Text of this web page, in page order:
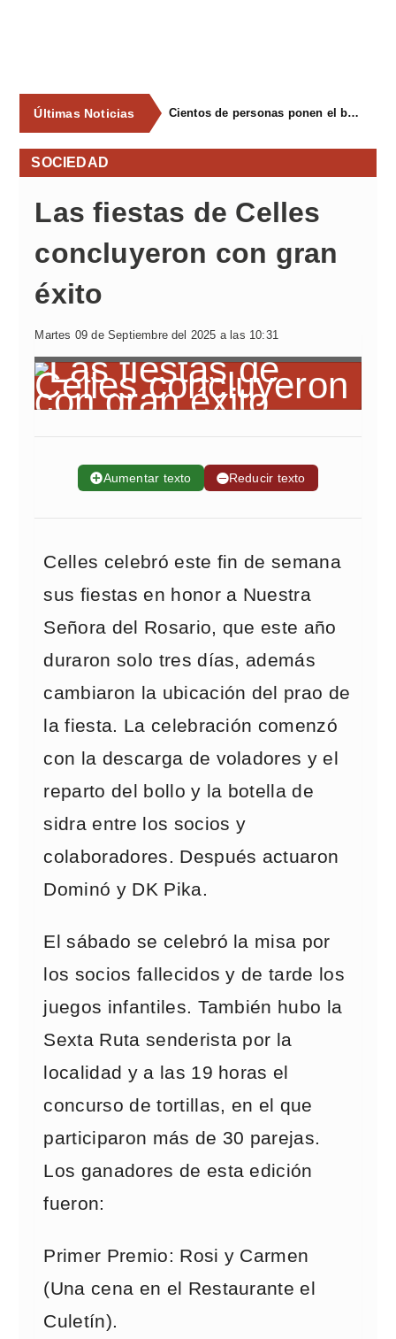
Últimas Noticias Cientos de personas ponen el broche final a las fiestas de La Salud de Lieres con la tradicional merienda
SOCIEDAD
Las fiestas de Celles
concluyeron con gran
éxito
Martes 09 de Septiembre del 2025 a las 10:31
➕Aumentar texto ➖Reducir texto
Celles celebró este fin de semana
sus fiestas en honor a Nuestra
Señora del Rosario, que este año
duraron solo tres días, además
cambiaron la ubicación del prao de
la fiesta. La celebración comenzó
con la descarga de voladores y el
reparto del bollo y la botella de
sidra entre los socios y
colaboradores. Después actuaron
Dominó y DK Pika.
El sábado se celebró la misa por
los socios fallecidos y de tarde los
juegos infantiles. También hubo la
Sexta Ruta senderista por la
localidad y a las 19 horas el
concurso de tortillas, en el que
participaron más de 30 parejas.
Los ganadores de esta edición
fueron:
Primer Premio: Rosi y Carmen
(Una cena en el Restaurante el
Culetín).